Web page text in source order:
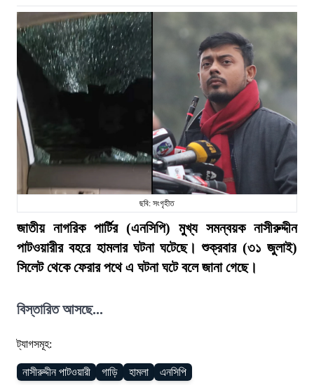
ছবি: সংগৃহীত
জাতীয় নাগরিক পার্টির (এনসিপি) মুখ্য সমন্বয়ক নাসীরুদ্দীন
পাটওয়ারীর বহরে হামলার ঘটনা ঘটেছে। শুক্রবার (৩১ জুলাই)
সিলেট থেকে ফেরার পথে এ ঘটনা ঘটে বলে জানা গেছে।
বিস্তারিত আসছে...
ট্যাগসমূহ:
নাসীরুদ্দীন পাটওয়ারী গাড়ি হামলা এনসিপি